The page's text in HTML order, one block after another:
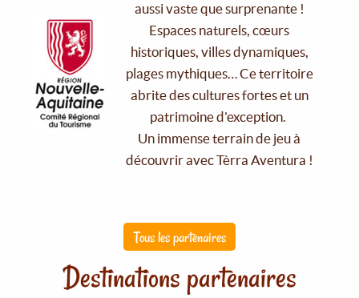
aussi vaste que surprenante !
Espaces naturels, cœurs
historiques, villes dynamiques,
plages mythiques… Ce territoire
abrite des cultures fortes et un
patrimoine d'exception.
Un immense terrain de jeu à
découvrir avec Tèrra Aventura !
Tous les partenaires
Destinations partenaires